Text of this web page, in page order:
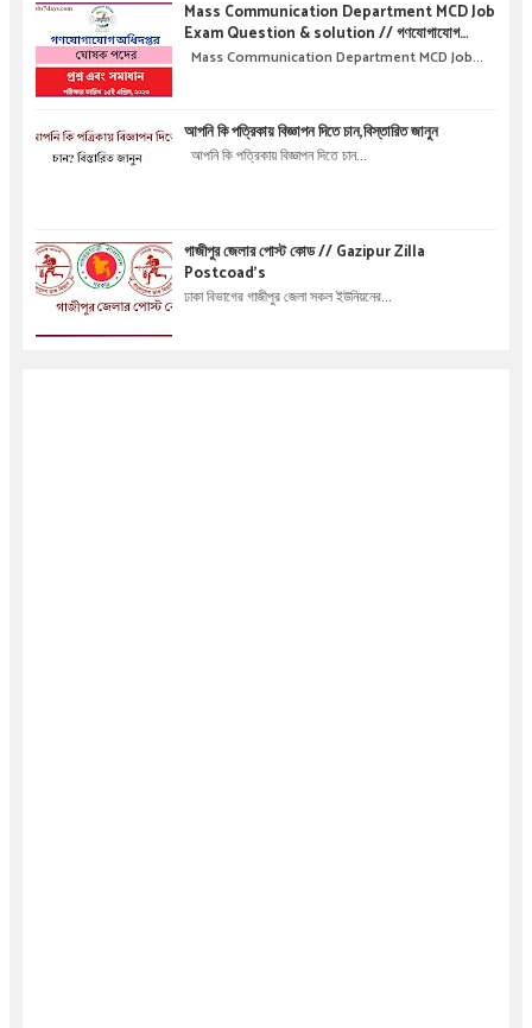
Mass Communication Department MCD Job
Exam Question & solution // গণযোগাযোগ
অধিদপ্তরে নিয়োগ পরীক্ষার প্রশ্ন এবং সমাধান
Mass Communication Department MCD Job...
আপনি কি পত্রিকায় বিজ্ঞাপন দিতে চান,বিস্তারিত জানুন
আপনি কি পত্রিকায় বিজ্ঞাপন দিতে চান...
গাজীপুর জেলার পোস্ট কোড // Gazipur Zilla
Postcoad's
ঢাকা বিভাগের গাজীপুর জেলা সকল ইউনিয়নের...